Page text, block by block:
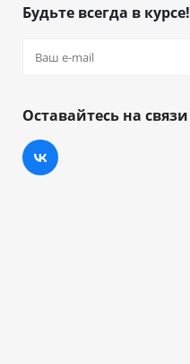
Будьте всегда в курсе!
Оставайтесь на связи